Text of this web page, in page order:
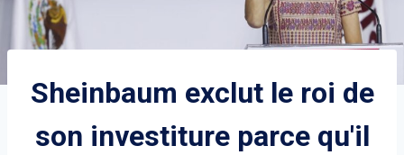
Sheinbaum exclut le roi de
son investiture parce qu'il